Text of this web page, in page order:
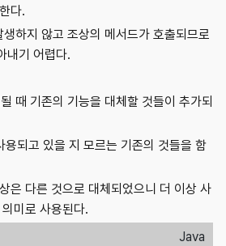
다.
하지 않고 조상의 메서드가 호출되므로
내기 어렵다.
때 기존의 기능을 대체할 것들이 추가되
용되고 있을 지 모르는 기존의 것들을 함
은 다른 것으로 대체되었으니 더 이상 사
미로 사용된다.
Java